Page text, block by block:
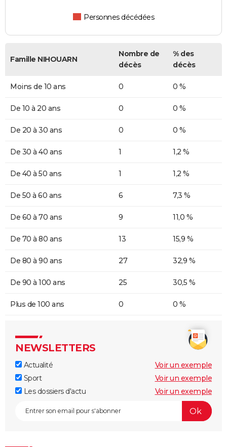
Personnes décédées
Famille NIHOUARN
Nombre de
décès
% des
décès
Moins de 10 ans 0 0 %
De 10 à 20 ans 0 0 %
De 20 à 30 ans 0 0 %
De 30 à 40 ans 1 1,2 %
De 40 à 50 ans 1 1,2 %
De 50 à 60 ans 6 7,3 %
De 60 à 70 ans 9 11,0 %
De 70 à 80 ans 13 15,9 %
De 80 à 90 ans 27 32,9 %
De 90 à 100 ans 25 30,5 %
Plus de 100 ans 0 0 %
NEWSLETTERS
Actualité
Voir un exemple
Sport
Voir un exemple
Les dossiers d'actu
Voir un exemple